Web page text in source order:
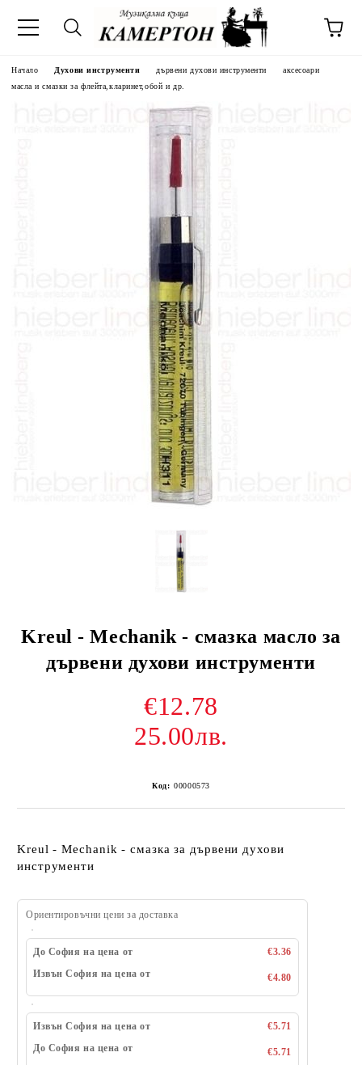
Начало Духови инструменти дървени духови инструменти
аксесоари
масла и смазки за флейтa,кларинет,обой и др.
Kreul - Mechanik - смазка масло за
дървени духови инструменти
€12.78
25.00лв.
Код: 00000573
Kreul - Mechanik - смазка за дървени духови
инструменти
Ориентировъчни цени за доставка
До София на цена от
€3.36
Извън София на цена от
€4.80
Извън София на цена от
€5.71
До София на цена от
€5.71